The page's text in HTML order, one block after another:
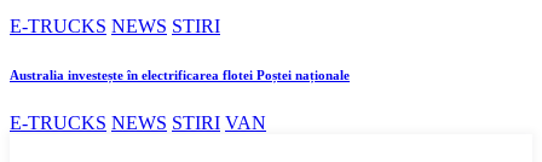
E-TRUCKS NEWS STIRI
Australia investește în electrificarea flotei Poștei naționale
E-TRUCKS NEWS STIRI VAN